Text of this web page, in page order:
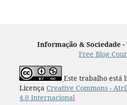
Informação & Sociedade -
Free Blog
Este trabalho está
Licença Creative Commons -
4.0 Internacional